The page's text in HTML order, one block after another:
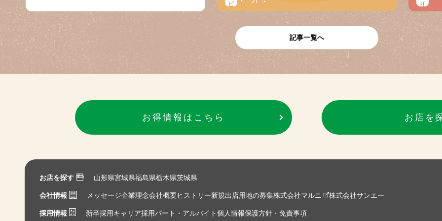
記事一覧へ
お得情報はこちら お店を
お店を探す 山形県宮城県福島県栃木県茨城県
会社情報 メッセージ企業理念会社概要ヒストリー新規出店用地の募集株式会社マルニ 株式会社サンエー
採用情報 新卒採用キャリア採用パート・アルバイト個人情報保護方針・免責事項